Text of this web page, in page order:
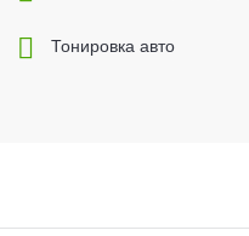
Тонировка авто